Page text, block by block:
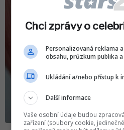
Chci zprávy o
Personalizovaná reklama
obsahu, průzkum publika
Ukládání a/nebo přístup k
Další informace
Vaše osobní údaje budou
zařízení (soubory cookie,